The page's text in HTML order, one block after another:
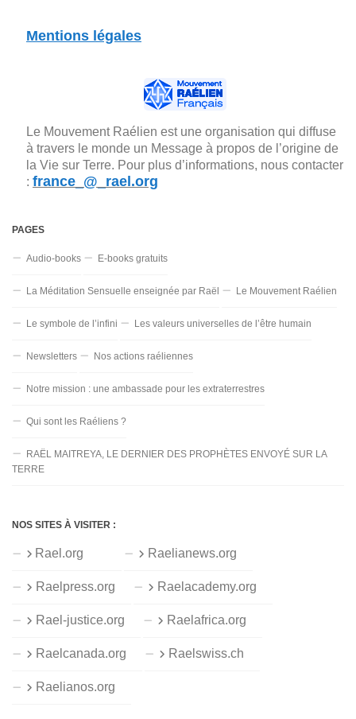
Mentions légales
Le Mouvement Raélien est une organisation qui diffuse
à travers le monde un Message à propos de l’origine de
la Vie sur Terre. Pour plus d’informations, nous contacter
: france_@_rael.org
PAGES
Audio-books E-books gratuits
La Méditation Sensuelle enseignée par Raël Le Mouvement Raélien
Le symbole de l’infini Les valeurs universelles de l’être humain
Newsletters Nos actions raéliennes
Notre mission : une ambassade pour les extraterrestres
Qui sont les Raéliens ?
RAËL MAITREYA, LE DERNIER DES PROPHÈTES ENVOYÉ SUR LA
TERRE
NOS SITES À VISITER :
Rael.org Raelianews.org
Raelpress.org Raelacademy.org
Rael-justice.org Raelafrica.org
Raelcanada.org Raelswiss.ch
Raelianos.org